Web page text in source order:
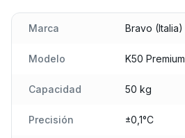
Marca Bravo (Italia)
Modelo K50 Premium
Capacidad 50 kg
Precisión ±0,1°C